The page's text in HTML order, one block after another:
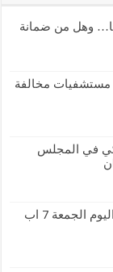
وهل من ضمانة
مخالفة
في المجلس
almontasher:رصيف صحافة اليوم الجمعة 7 اب